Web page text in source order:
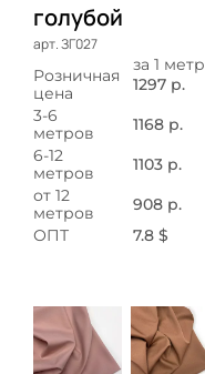
голубой
арт. ЗГ027
за 1 метр
Розничная
цена
1297 р.
3-6
метров
1168 р.
6-12
метров
1103 р.
от 12
метров
908 р.
ОПТ 7.8 $